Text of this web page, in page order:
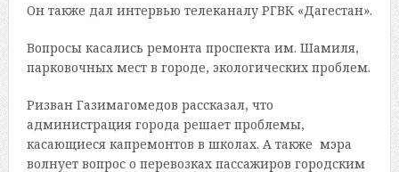
Он также дал интервью телеканалу РГВК «Дагестан».
Вопросы касались ремонта проспекта им. Шамиля,
парковочных мест в городе, экологических проблем.
Ризван Газимагомедов рассказал, что
администрация города решает проблемы,
касающиеся капремонтов в школах. А также мэра
волнует вопрос о перевозках пассажиров городским